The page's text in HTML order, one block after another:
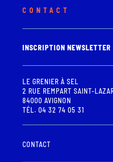
CONTACT
INSCRIPTION NEWSLETTER
LE GRENIER À SEL
2 RUE REMPART SAINT-
84000 AVIGNON
TÉL. 04 32 74 05 31
CONTACT